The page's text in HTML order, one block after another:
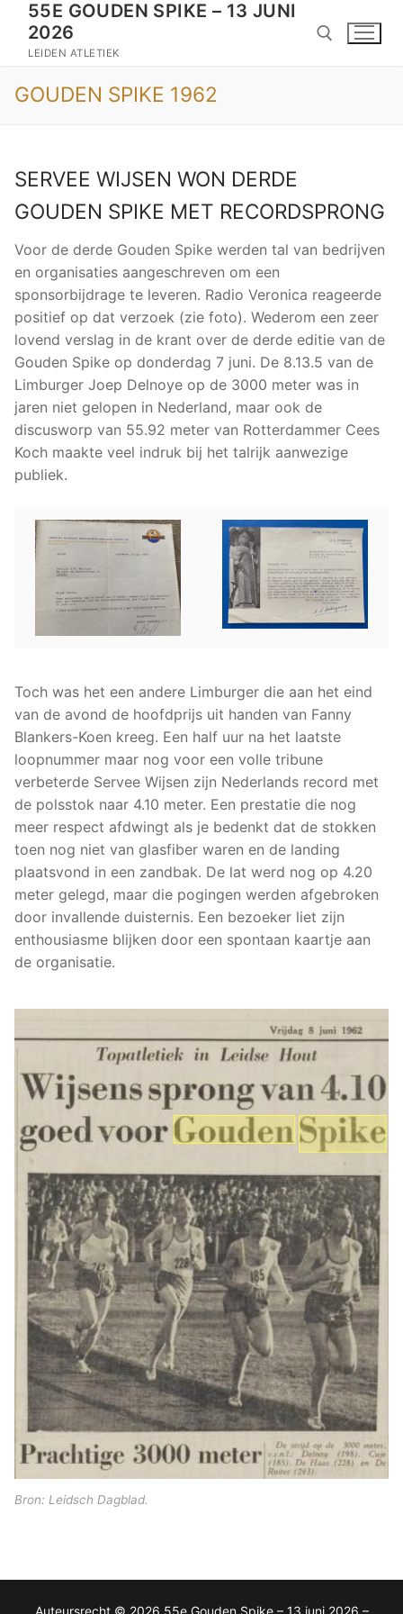
Doorgaan
inhoud
55E GOUDEN SPIKE – 13 JUNI
2026
LEIDEN ATLETIEK
Zoeken naar:
GOUDEN SPIKE 1962
SERVEE WIJSEN WON DERDE
GOUDEN SPIKE MET RECORDSPRONG
Voor de derde Gouden Spike werden tal van bedrijven
en organisaties aangeschreven om een
sponsorbijdrage te leveren. Radio Veronica reageerde
positief op dat verzoek (zie foto). Wederom een zeer
lovend verslag in de krant over de derde editie van de
Gouden Spike op donderdag 7 juni. De 8.13.5 van de
Limburger Joep Delnoye op de 3000 meter was in
jaren niet gelopen in Nederland, maar ook de
discusworp van 55.92 meter van Rotterdammer Cees
Koch maakte veel indruk bij het talrijk aanwezige
publiek.
Toch was het een andere Limburger die aan het eind
van de avond de hoofdprijs uit handen van Fanny
Blankers-Koen kreeg. Een half uur na het laatste
loopnummer maar nog voor een volle tribune
verbeterde Servee Wijsen zijn Nederlands record met
de polsstok naar 4.10 meter. Een prestatie die nog
meer respect afdwingt als je bedenkt dat de stokken
toen nog niet van glasfiber waren en de landing
plaatsvond in een zandbak. De lat werd nog op 4.20
meter gelegd, maar die pogingen werden afgebroken
door invallende duisternis. Een bezoeker liet zijn
enthousiasme blijken door een spontaan kaartje aan
de organisatie.
Bron: Leidsch Dagblad.